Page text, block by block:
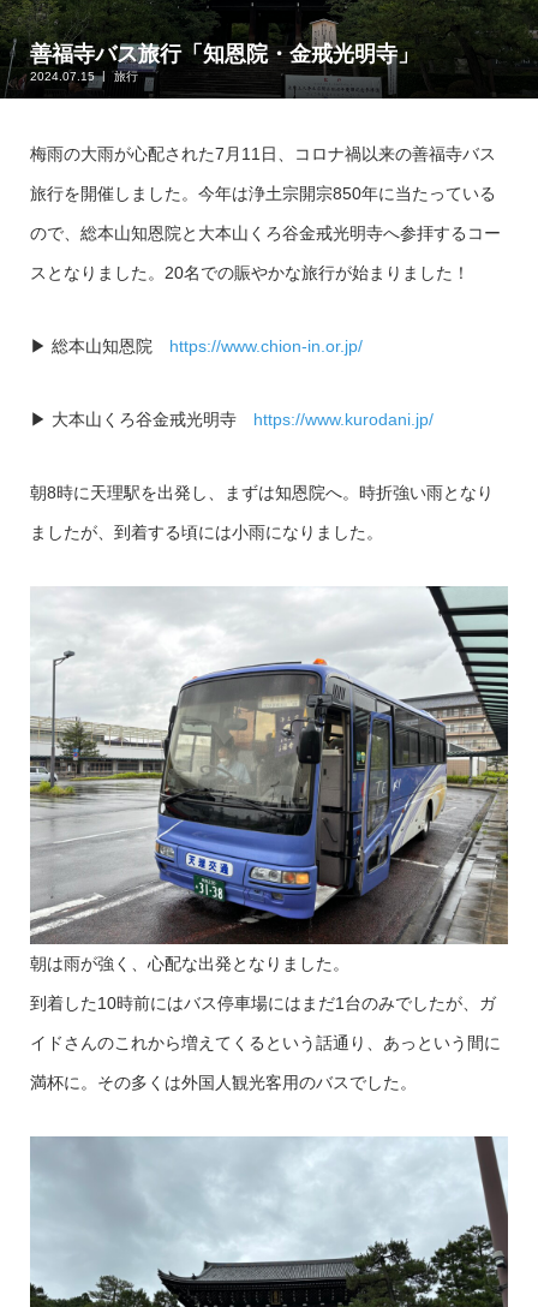
善福寺バス旅行「知恩院・金戒光明寺」
2024.07.15 旅行
梅雨の大雨が心配された7月11日、コロナ禍以来の善福寺バス
旅行を開催しました。今年は浄土宗開宗850年に当たっている
ので、総本山知恩院と大本山くろ谷金戒光明寺へ参拝するコー
スとなりました。20名での賑やかな旅行が始まりました！
▶ 総本山知恩院 https://www.chion-in.or.jp/
▶ 大本山くろ谷金戒光明寺 https://www.kurodani.jp/
朝8時に天理駅を出発し、まずは知恩院へ。時折強い雨となり
ましたが、到着する頃には小雨になりました。
朝は雨が強く、心配な出発となりました。
到着した10時前にはバス停車場にはまだ1台のみでしたが、ガ
イドさんのこれから増えてくるという話通り、あっという間に
満杯に。その多くは外国人観光客用のバスでした。